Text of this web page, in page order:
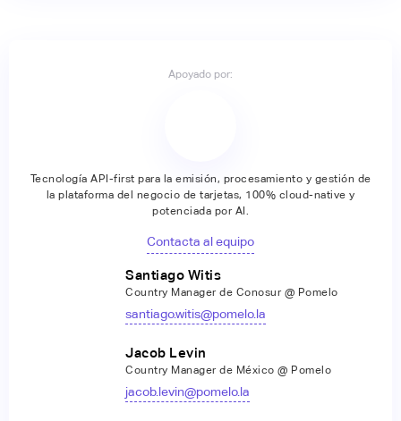
Apoyado por:
Tecnología API-first para la emisión, procesamiento y gestión de
la plataforma del negocio de tarjetas, 100% cloud-native y
potenciada por AI.
Contacta al equipo
Santiago Witis
Country Manager de Conosur @ Pomelo
santiago.witis@pomelo.la
Jacob Levin
Country Manager de México @ Pomelo
jacob.levin@pomelo.la